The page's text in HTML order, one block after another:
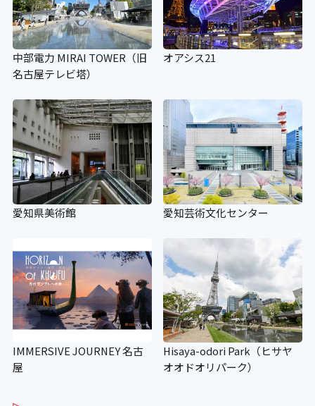
中部電力 MIRAI TOWER（旧
名古屋テレビ塔）
オアシス21
愛知県美術館 愛知芸術文化センター
IMMERSIVE JOURNEY 名古
屋
Hisaya-odori Park（ヒサヤ
オオドオリパーク）